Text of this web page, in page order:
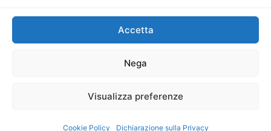
Accetta
Nega
Visualizza preferenze
Cookie Policy Dichiarazione sulla Privacy
P.IVA: 06334930820
Mercurio Comunicazione Società Cooperativa a r.l. è
iscritta al Registro degli Operatori di Comunicazione al
Sito gestito daLa Digitale srl–info@ladigitale.it